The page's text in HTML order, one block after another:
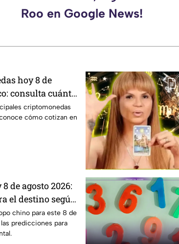
Roo en Google News!
hoy 8 de
consulta cuánto
criptomonedas
cómo cotizan en
de agosto 2026:
el destino según
chino para este 8 de
predicciones para